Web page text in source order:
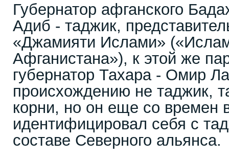
Губернатор афганского
Адиб - таджик,
«Джамияти Ислами»
Афганистана»), к этой же
губернатор Тахара - Омир
происхождению не таджик,
корни, но он еще со времен
идентифицировал себя с
составе Северного альянса.